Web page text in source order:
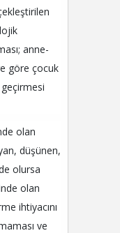
anne-
göre çocuk
olan
düşünen,
olursa
olan
ihtiyacını
ve